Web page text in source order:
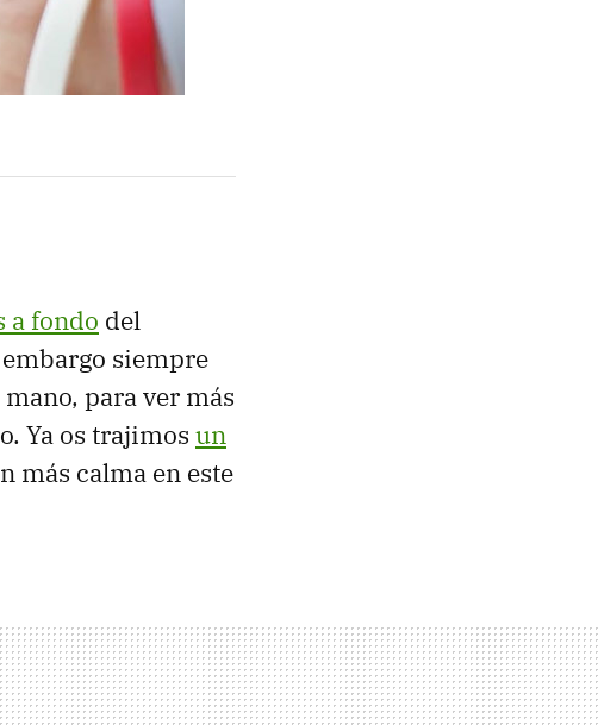
a fondo del
siempre
para ver más
Ya os trajimos un
más calma en este